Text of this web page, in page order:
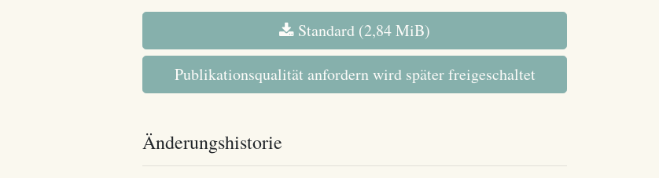
Standard (2,84 MiB)
Publikationsqualität anfordern wird später freigeschaltet
Änderungshistorie